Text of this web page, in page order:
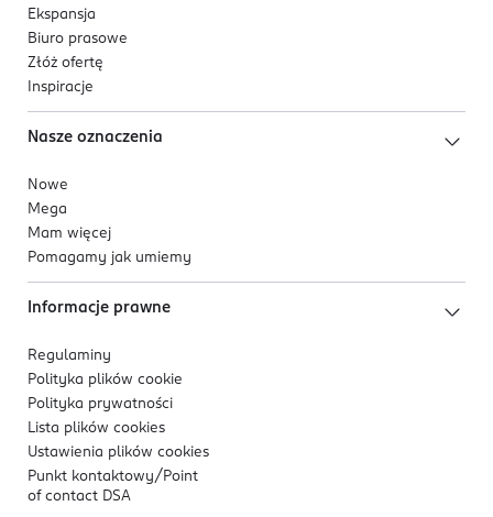
Ekspansja
Biuro prasowe
Złóż ofertę
Inspiracje
Nasze oznaczenia
Nowe
Mega
Mam więcej
Pomagamy jak umiemy
Informacje prawne
Regulaminy
Polityka plików cookie
Polityka prywatności
Lista plików cookies
Ustawienia plików cookies
Punkt kontaktowy/ Point
of contact DSA